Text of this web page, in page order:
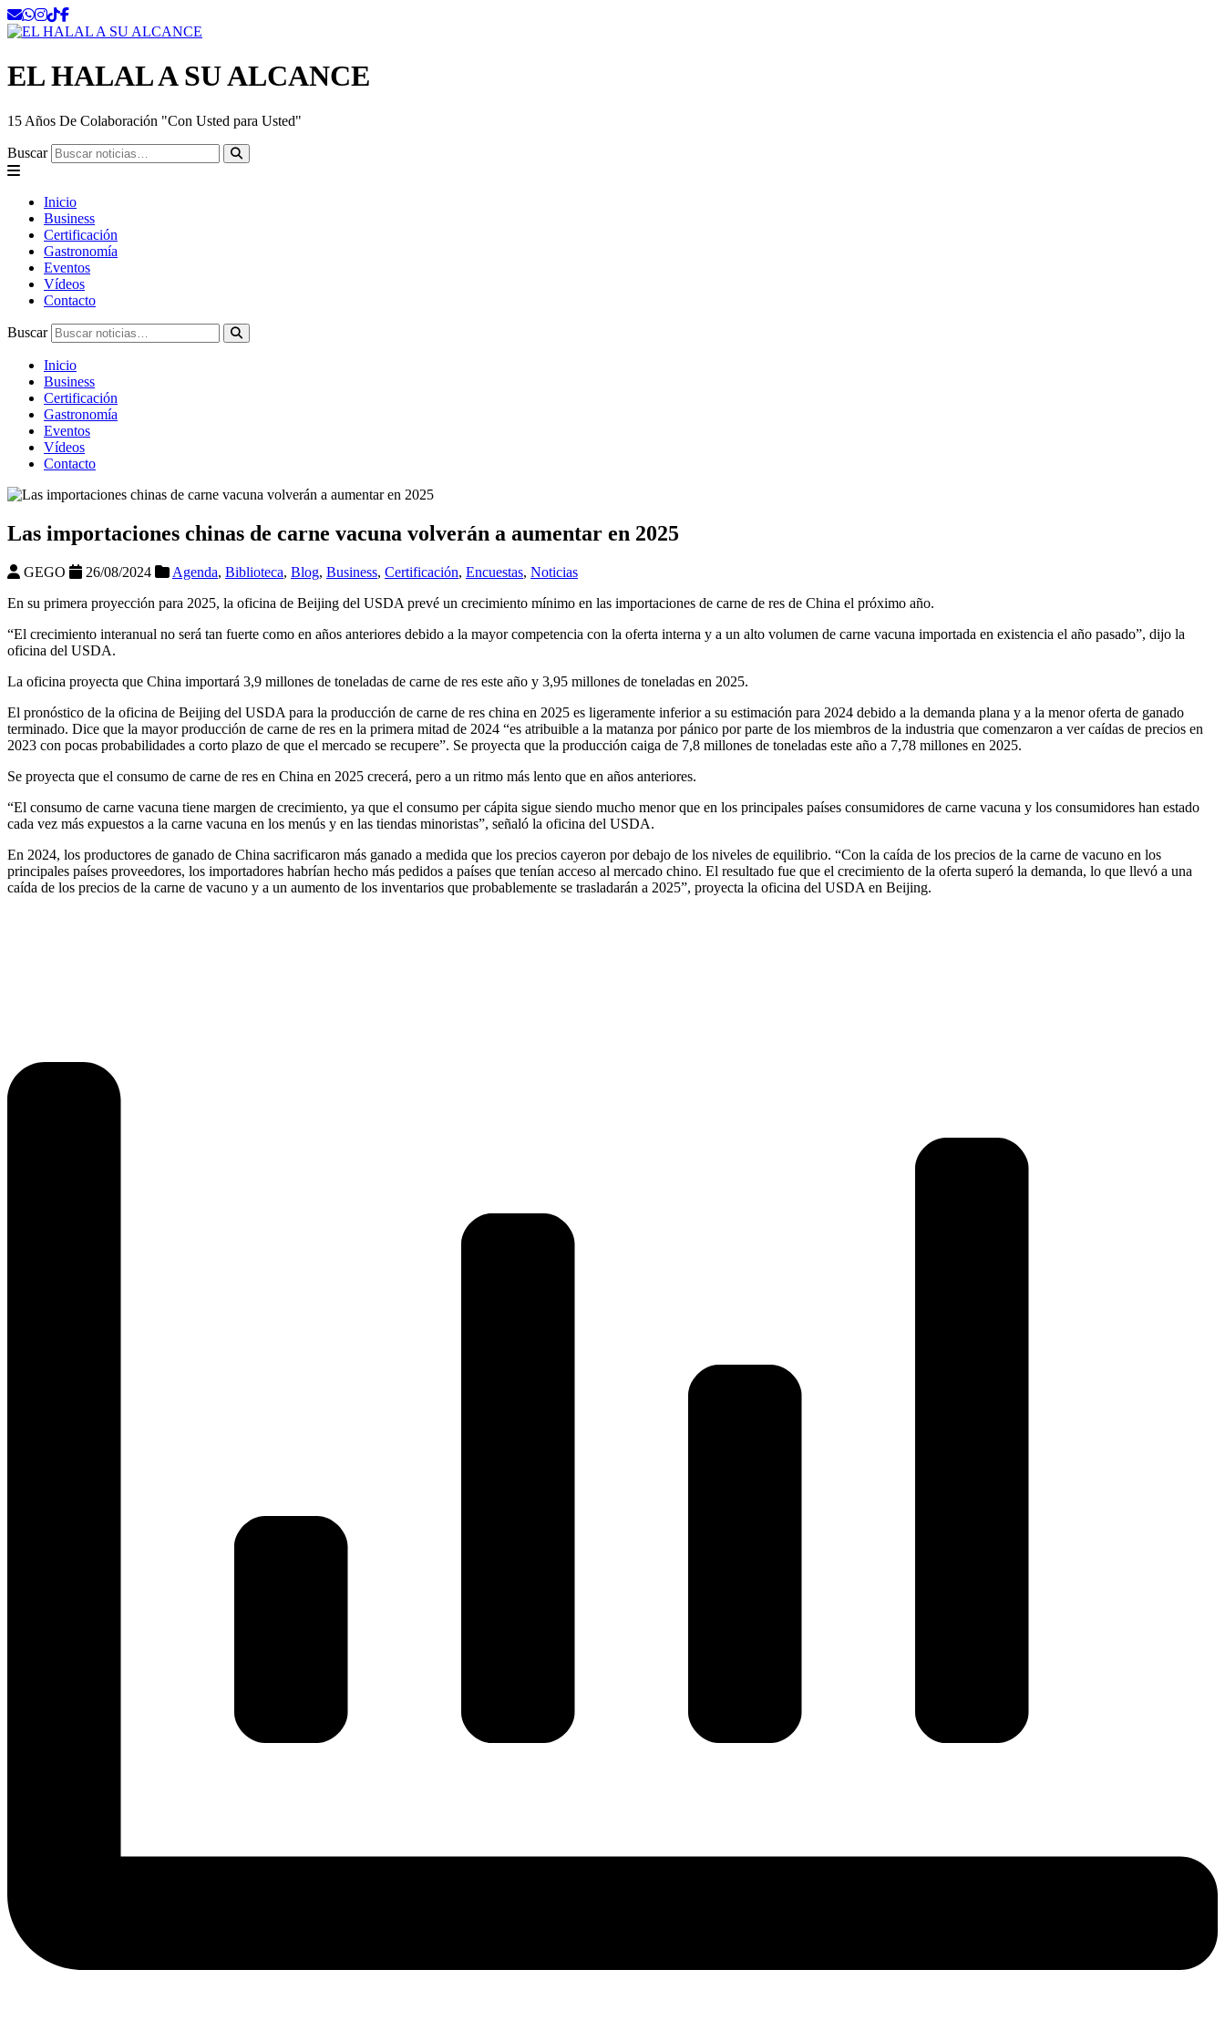
EL HALAL A SU ALCANCE
15 Años De Colaboración "Con Usted para Usted"
Buscar
Inicio
Business
Certificación
Gastronomía
Eventos
Vídeos
Contacto
Buscar
Inicio
Business
Certificación
Gastronomía
Eventos
Vídeos
Contacto
Las importaciones chinas de carne vacuna volverán a aumentar en 2025
GEGO 26/08/2024 Agenda, Biblioteca, Blog, Business, Certificación, Encuestas, Noticias
En su primera proyección para 2025, la oficina de Beijing del USDA prevé un crecimiento mínimo en las importaciones de carne de res de China el próximo año.
“El crecimiento interanual no será tan fuerte como en años anteriores debido a la mayor competencia con la oferta interna y a un alto volumen de carne vacuna importada en existencia el año pasado”, dijo la
oficina del USDA.
La oficina proyecta que China importará 3,9 millones de toneladas de carne de res este año y 3,95 millones de toneladas en 2025.
El pronóstico de la oficina de Beijing del USDA para la producción de carne de res china en 2025 es ligeramente inferior a su estimación para 2024 debido a la demanda plana y a la menor oferta de ganado
terminado. Dice que la mayor producción de carne de res en la primera mitad de 2024 “es atribuible a la matanza por pánico por parte de los miembros de la industria que comenzaron a ver caídas de precios en
2023 con pocas probabilidades a corto plazo de que el mercado se recupere”. Se proyecta que la producción caiga de 7,8 millones de toneladas este año a 7,78 millones en 2025.
Se proyecta que el consumo de carne de res en China en 2025 crecerá, pero a un ritmo más lento que en años anteriores.
“El consumo de carne vacuna tiene margen de crecimiento, ya que el consumo per cápita sigue siendo mucho menor que en los principales países consumidores de carne vacuna y los consumidores han estado
cada vez más expuestos a la carne vacuna en los menús y en las tiendas minoristas”, señaló la oficina del USDA.
En 2024, los productores de ganado de China sacrificaron más ganado a medida que los precios cayeron por debajo de los niveles de equilibrio. “Con la caída de los precios de la carne de vacuno en los
principales países proveedores, los importadores habrían hecho más pedidos a países que tenían acceso al mercado chino. El resultado fue que el crecimiento de la oferta superó la demanda, lo que llevó a una
caída de los precios de la carne de vacuno y a un aumento de los inventarios que probablemente se trasladarán a 2025”, proyecta la oficina del USDA en Beijing.